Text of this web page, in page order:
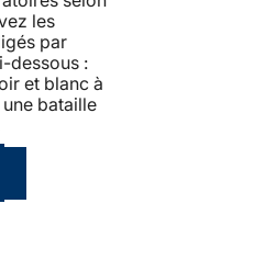
les
par
dessous :
et blanc à
bataille